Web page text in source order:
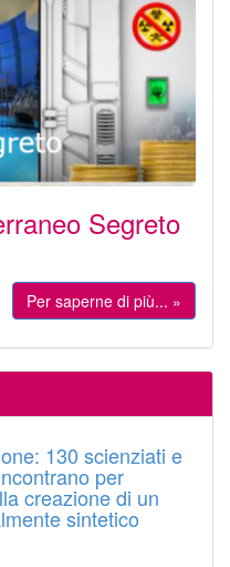
Segreto
Per saperne di più... »
130 scienziati e
per
creazione di un
sintetico